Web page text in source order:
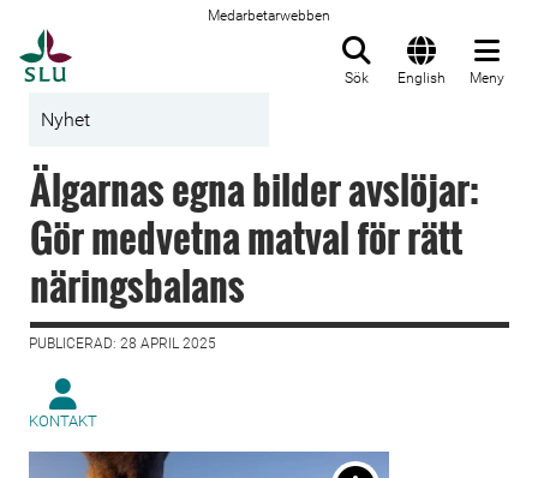
Medarbetarwebben
Sök English Meny
Nyhet
Älgarnas egna bilder avslöjar:
Gör medvetna matval för rätt
näringsbalans
PUBLICERAD: 28 APRIL 2025
KONTAKT